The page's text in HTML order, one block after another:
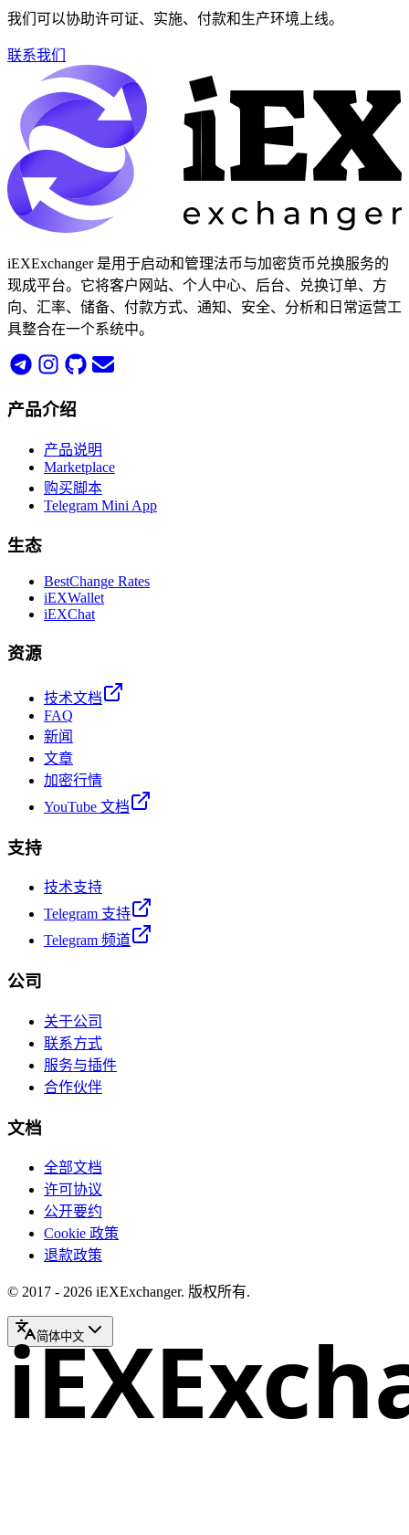
我们可以协助许可证、实施、付款和生产环境上线。
联系我们
iEXExchanger 是用于启动和管理法币与加密货币兑换服务的
现成平台。它将客户网站、个人中心、后台、兑换订单、方
向、汇率、储备、付款方式、通知、安全、分析和日常运营工
具整合在一个系统中。
产品介绍
产品说明
Marketplace
购买脚本
Telegram Mini App
生态
BestChange Rates
iEXWallet
iEXChat
资源
技术文档
FAQ
新闻
文章
加密行情
YouTube 文档
支持
技术支持
Telegram 支持
Telegram 频道
公司
关于公司
联系方式
服务与插件
合作伙伴
文档
全部文档
许可协议
公开要约
Cookie 政策
退款政策
© 2017 - 2026 iEXExchanger. 版权所有.
简体中文